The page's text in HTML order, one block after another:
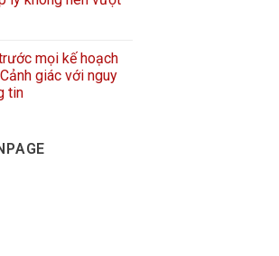
mọi kế hoạch
giác với nguy
tin